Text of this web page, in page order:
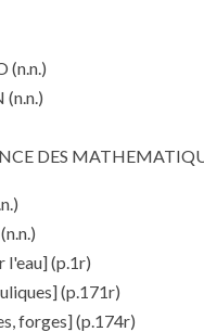
(n.n.)
(n.n.)
DES
(n.n.)
l'eau](p.1r)
(p.171r)
forges](p.174r)